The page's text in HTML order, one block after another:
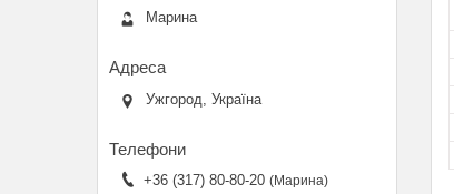
Марина
Ужгород, Україна
+36 (317) 80-80-20 Марина